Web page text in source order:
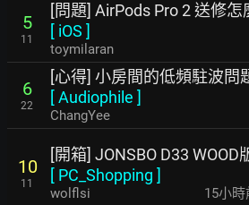
5
11
[問題] AirPods Pro 2 送修怎
[ iOS ]
toymilaran
6
22
[心得] 小房間的低頻駐波問
[Audiophile ]
ChangYee
10
11
[開箱] JONSBO D33 WOOD
[ PC_Shopping ]
wolflsi 15小時